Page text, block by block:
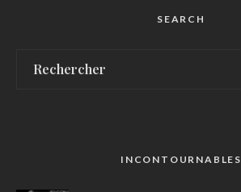
SEARCH
INCONTOURNABLES